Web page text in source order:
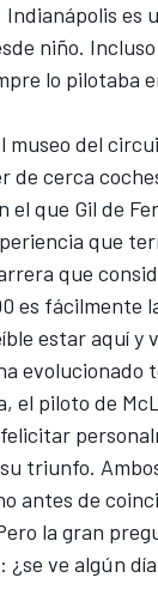
es
niño.
lo pilotaba
museo del
de cerca
el que Gil de
que
que
es fácilmente
estar aquí y
evolucionado
el piloto de
triunfo.
antes de
la gran
ve algún